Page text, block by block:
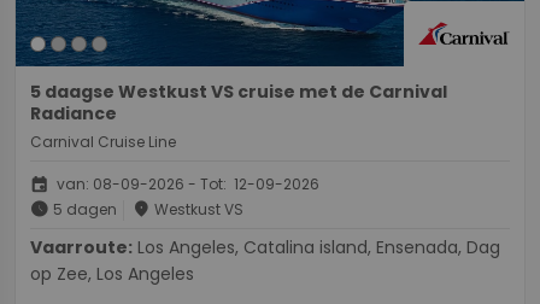
5 daagse Westkust VS cruise met de Carnival
Radiance
Carnival Cruise Line
event van: 08-09-2026 - Tot: 12-09-2026
schedule 5 dagen place Westkust VS
Vaarroute:
op Zee, Los Angeles